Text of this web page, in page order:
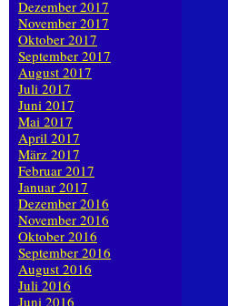
Dezember 2017
November 2017
Oktober 2017
September 2017
August 2017
Juli 2017
Juni 2017
Mai 2017
April 2017
März 2017
Februar 2017
Januar 2017
Dezember 2016
November 2016
Oktober 2016
September 2016
August 2016
Juli 2016
Juni 2016